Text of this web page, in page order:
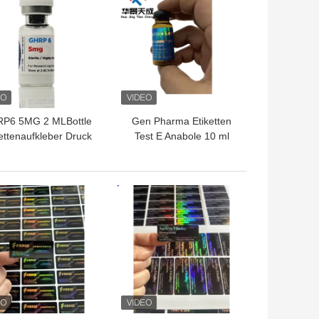
5MG 2 MLBottle
Druck
Gen Pharma Etiketten
Test E Anabole 10 ml
BESTPREIS